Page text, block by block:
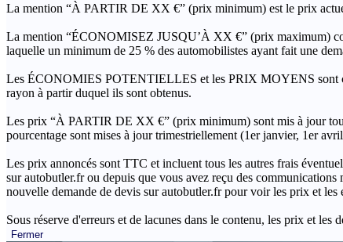
La mention “À PARTIR DE XX €” (prix minimum) est le prix
La mention “ÉCONOMISEZ JUSQU’À XX €” (prix maximum)
laquelle un minimum de 25 % des automobilistes ayant fait une
Les ÉCONOMIES POTENTIELLES et les PRIX MOYENS sont
rayon à partir duquel ils sont obtenus.
Les prix “À PARTIR DE XX €” (prix minimum) sont mis à jour
pourcentage sont mises à jour trimestriellement (1er janvier, 1er
Les prix annoncés sont TTC et incluent tous les autres frais
sur autobutler.fr ou depuis que vous avez reçu des
nouvelle demande de devis sur autobutler.fr pour voir les prix et les
Sous réserve d'erreurs et de lacunes dans le contenu, les prix et
Fermer